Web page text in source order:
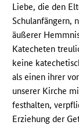
Liebe, die den
Schulanfängern,
äußerer
Katecheten
keine
als einen ihrer
unserer Kirche
festhalten,
Erziehung der